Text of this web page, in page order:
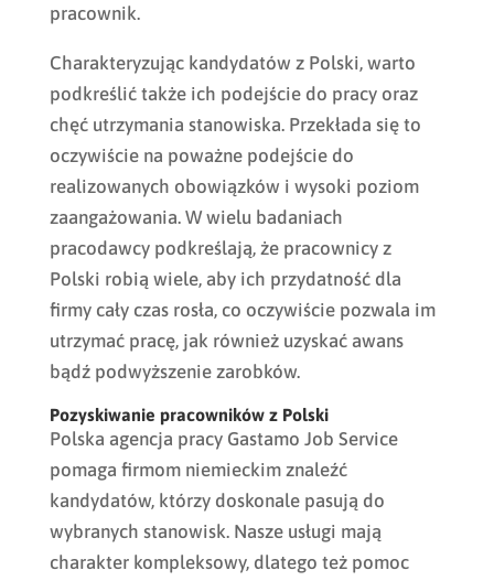
pracownik.
Charakteryzując kandydatów z Polski, warto
podkreślić także ich podejście do pracy oraz
chęć utrzymania stanowiska. Przekłada się to
oczywiście na poważne podejście do
realizowanych obowiązków i wysoki poziom
zaangażowania. W wielu badaniach
pracodawcy podkreślają, że pracownicy z
Polski robią wiele, aby ich przydatność dla
firmy cały czas rosła, co oczywiście pozwala im
utrzymać pracę, jak również uzyskać awans
bądź podwyższenie zarobków.
Pozyskiwanie pracowników z Polski
Polska agencja pracy Gastamo Job Service
pomaga firmom niemieckim znaleźć
kandydatów, którzy doskonale pasują do
wybranych stanowisk. Nasze usługi mają
charakter kompleksowy, dlatego też pomoc